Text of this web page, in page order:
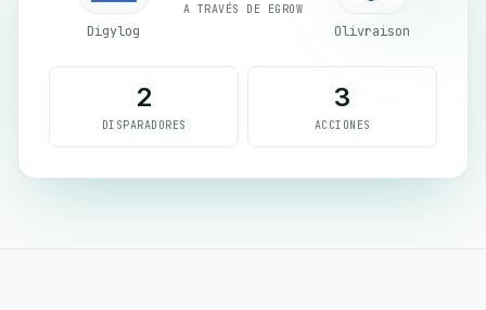
Digylog
A TRAVÉS DE EGROW
Olivraison
2
DISPARADORES
3
ACCIONES